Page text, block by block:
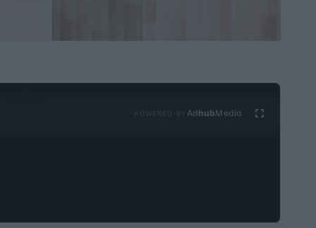
Ad hubMedia